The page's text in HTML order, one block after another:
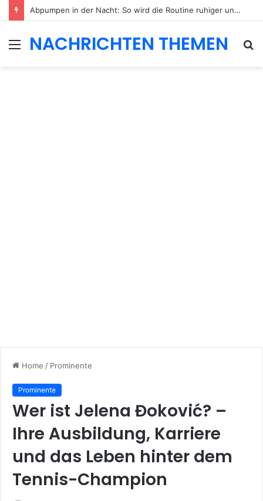
Abpumpen in der Nacht: So wird die Routine ruhiger und besser planbar
Menu
NACHRICHTEN THEMEN
Home / Prominente
Prominente
Wer ist Jelena Đoković? –
Ihre Ausbildung, Karriere
und das Leben hinter dem
Tennis-Champion